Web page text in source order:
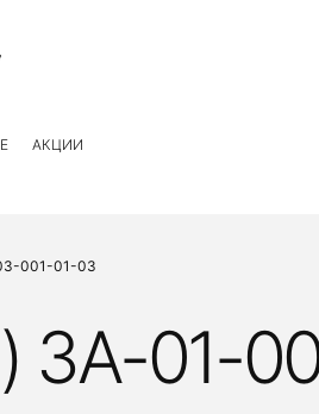
АКЦИИ
001-01-03
ЗА-01-